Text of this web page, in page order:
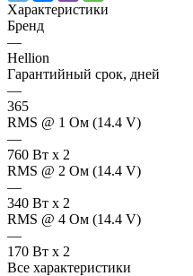
Характеристики
Бренд
—
Hellion
Гарантийный срок, дней
—
365
RMS @ 1 Ом (14.4 V)
—
760 Вт х 2
RMS @ 2 Ом (14.4 V)
—
340 Вт x 2
RMS @ 4 Ом (14.4 V)
—
170 Вт x 2
Все характеристики